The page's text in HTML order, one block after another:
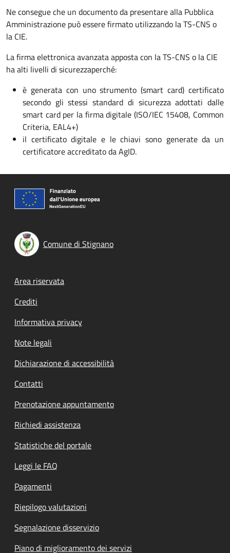
Ne consegue che un documento da presentare alla Pubblica
Amministrazione può essere firmato utilizzando la TS-CNS o
la CIE.
La firma elettronica avanzata apposta con la TS-CNS o la CIE
ha alti livelli di sicurezzaperché:
è generata con uno strumento (smart card) certificato
secondo gli stessi standard di sicurezza adottati dalle
smart card per la firma digitale (ISO/IEC 15408, Common
Criteria, EAL4+)
il certificato digitale e le chiavi sono generate da un
certificatore accreditato da AgID.
Comune di Stignano
Footer menu
Area riservata
Crediti
Informativa privacy
Note legali
Dichiarazione di accessibilità
Contatti
Prenotazione appuntamento
Richiedi assistenza
Statistiche del portale
Leggi le FAQ
Pagamenti
Riepilogo valutazioni
Segnalazione disservizio
Piano di miglioramento dei servizi